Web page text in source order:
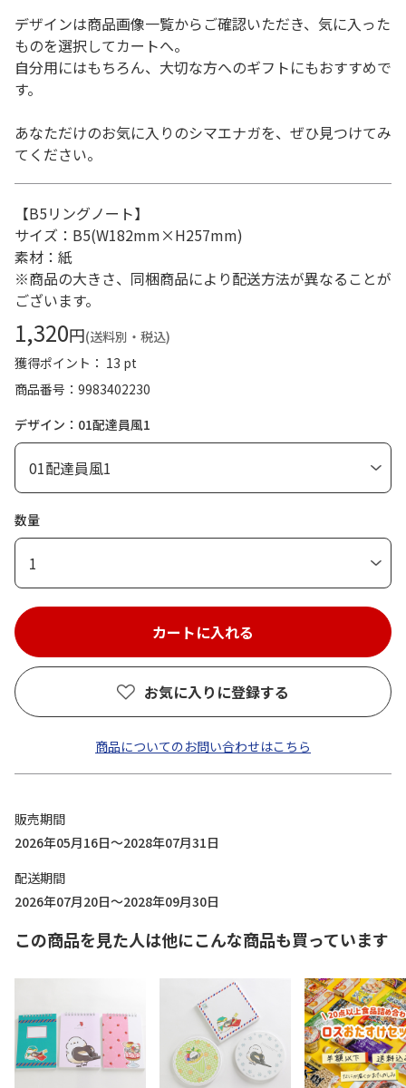
デザインは商品画像一覧からご確認いただき、気に入った
ものを選択してカートへ。
自分用にはもちろん、大切な方へのギフトにもおすすめで
す。
あなただけのお気に入りのシマエナガを、ぜひ見つけてみ
てください。
【B5リングノート】
サイズ：B5(W182mm×H257mm)
素材：紙
※商品の大きさ、同梱商品により配送方法が異なることが
ございます。
1,320円(送料別・税込)
獲得ポイント： 13 pt
商品番号
9983402230
デザイン：01配達員風1
数量
1
お気に入りに登録する
商品についてのお問い合わせはこちら
販売期間
2026年05月16日～2028年07月31日
配送期間
2026年07月20日～2028年09月30日
この商品を見た人は他にこんな商品も買っています